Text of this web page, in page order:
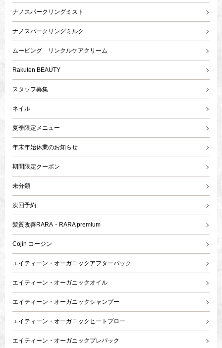
ナノスパークリングミスト
ナノスパークリングミルク
ムービング リンクルケアクリーム
Rakuten BEAUTY
スタッフ募集
ネイル
夏季限定メニュー
年末年始休業のお知らせ
期間限定クーポン
未分類
次回予約
髪質改善RARA・RARA premium
Cojin コージン
エイティーン・オーガニックアフターパック
エイティーン・オーガニックオイル
エイティーン・オーガニックシャンプー
エイティーン・オーガニックヒートブロー
エイティーン・オーガニックプレパック